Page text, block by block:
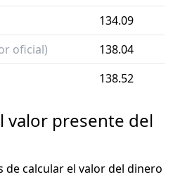
134.09
oficial)
138.04
138.52
valor presente del
calcular el valor del dinero